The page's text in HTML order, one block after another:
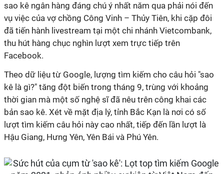
sao kê ngân hàng đáng chú ý nhất năm qua phải nói đến
vụ việc của vợ chồng Công Vinh – Thủy Tiên, khi cặp đôi
đã tiến hành livestream tại một chi nhánh Vietcombank,
thu hút hàng chục nghìn lượt xem trực tiếp trên
Facebook.
Theo dữ liệu từ Google, lượng tìm kiếm cho câu hỏi "sao
kê là gì?" tăng đột biến trong tháng 9, trùng với khoảng
thời gian mà một số nghệ sĩ đã nêu trên công khai các
bản sao kê. Xét về mặt địa lý, tỉnh Bắc Kạn là nơi có số
lượt tìm kiếm câu hỏi này cao nhất, tiếp đến lần lượt là
Hậu Giang, Hưng Yên, Yên Bái và Phú Yên.